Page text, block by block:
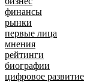
финансы
рынки
первые лица
мнения
рейтинги
биографии
цифровое развитие